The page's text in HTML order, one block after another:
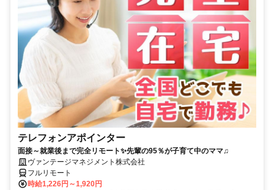
テレフォンアポインター
面接～就業後まで完全リモート✨先輩の95％が子育て中のママ♫
ヴァンテージマネジメント株式会社
フルリモート
時給1,226円～1,920円